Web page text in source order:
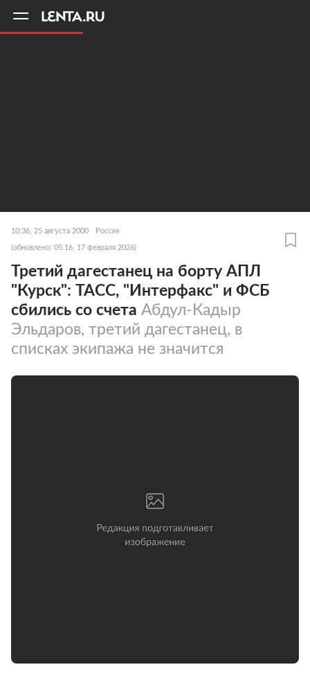
10:36, 25 августа 2000 Россия
(обновлено: 05:16, 17 февраля 2026)
Третий дагестанец на борту АПЛ
"Курск": ТАСС, "Интерфакс" и ФСБ
сбились со счета Абдул-Кадыр
Эльдаров, третий дагестанец, в
списках экипажа не значится